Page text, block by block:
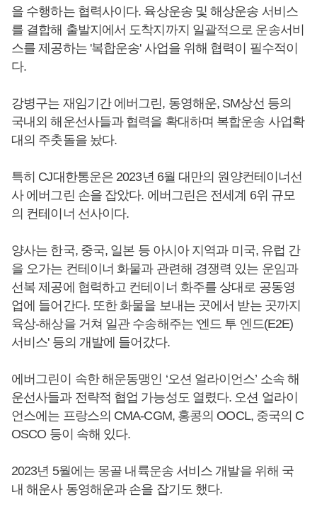
을 수행하는 협력사이다. 육상운송 및 해상운송 서비스
를 결합해 출발지에서 도착지까지 일괄적으로 운송서비
스를 제공하는 '복합운송' 사업을 위해 협력이 필수적이
다.
강병구는 재임기간 에버그린, 동영해운, SM상선 등의
국내외 해운선사들과 협력을 확대하며 복합운송 사업확
대의 주춧돌을 놨다.
특히 CJ대한통운은 2023년 6월 대만의 원양컨테이너선
사 에버그린 손을 잡았다. 에버그린은 전세계 6위 규모
의 컨테이너 선사이다.
양사는 한국, 중국, 일본 등 아시아 지역과 미국, 유럽 간
을 오가는 컨테이너 화물과 관련해 경쟁력 있는 운임과
선복 제공에 협력하고 컨테이너 화주를 상대로 공동영
업에 들어간다. 또한 화물을 보내는 곳에서 받는 곳까지
육상-해상을 거쳐 일관 수송해주는 '엔드 투 엔드(E2E)
서비스' 등의 개발에 들어갔다.
에버그린이 속한 해운동맹인 ‘오션 얼라이언스’ 소속 해
운선사들과 전략적 협업 가능성도 열렸다. 오션 얼라이
언스에는 프랑스의 CMA-CGM, 홍콩의 OOCL, 중국의 C
OSCO 등이 속해 있다.
2023년 5월에는 몽골 내륙운송 서비스 개발을 위해 국
내 해운사 동영해운과 손을 잡기도 했다.